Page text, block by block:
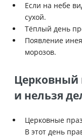
Если на небе
сухой.
Тёплый день
Появление
морозов.
Церковный
и нельзя
Церковные
В этот день